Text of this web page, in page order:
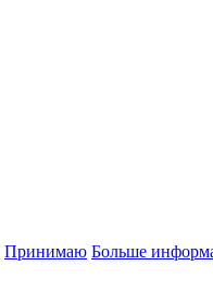
Принимаю Больше